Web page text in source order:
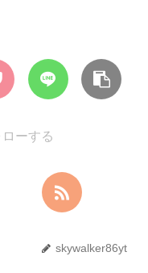
ーする
skywalker86yt